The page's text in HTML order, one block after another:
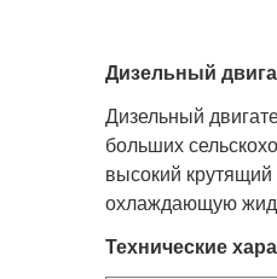
Дизельный
Дизельный
больших
высокий
охлаждающую
Технические